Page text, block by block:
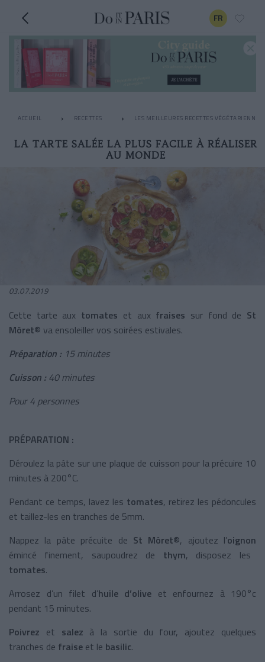
FR
ACCUEIL RECETTES LES MEILLEURES RECETTES VÉGÉTARIENNES
LA TARTE SALÉE LA PLUS FACILE À RÉALISER
AU MONDE
03.07.2019
Cette tarte aux tomates et aux fraises sur fond de St
Môret® va ensoleiller vos soirées estivales.
Préparation : 15 minutes
Cuisson :40 minutes
Pour 4 personnes
PRÉPARATION :
Déroulez la pâte sur une plaque de cuisson pour la précuire 10
minutes à 200°C.
Pendant ce temps, lavez les tomates, retirez les pédoncules
et taillez-les en tranches de 5mm.
Nappez la pâte précuite de St Môret®, ajoutez l’oignon
émincé finement, saupoudrez de thym, disposez les
tomates.
Arrosez d’un filet d’huile d’olive et enfournez à 190°c
pendant 15 minutes.
Poivrez et salez à la sortie du four, ajoutez quelques
tranches de fraise et le basilic.